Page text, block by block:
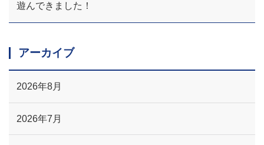
遊んできました！
アーカイブ
2026年8月
2026年7月